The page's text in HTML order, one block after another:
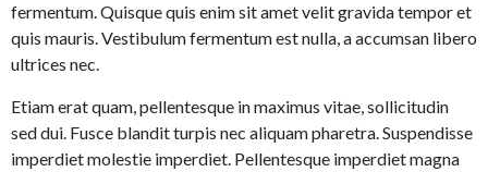
fermentum. Quisque quis enim sit amet velit gravida tempor et
quis mauris. Vestibulum fermentum est nulla, a accumsan libero
ultrices nec.
Etiam erat quam, pellentesque in maximus vitae, sollicitudin
sed dui. Fusce blandit turpis nec aliquam pharetra. Suspendisse
imperdiet molestie imperdiet. Pellentesque imperdiet magna